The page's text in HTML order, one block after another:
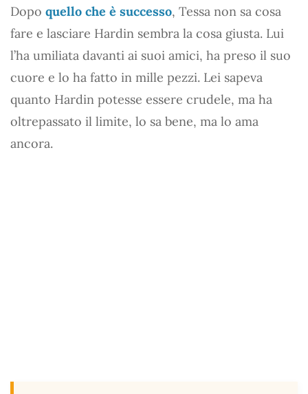
Dopo quello che è successo, Tessa non sa cosa
fare e lasciare Hardin sembra la cosa giusta. Lui
l’ha umiliata davanti ai suoi amici, ha preso il suo
cuore e lo ha fatto in mille pezzi. Lei sapeva
quanto Hardin potesse essere crudele, ma ha
oltrepassato il limite, lo sa bene, ma lo ama
ancora.